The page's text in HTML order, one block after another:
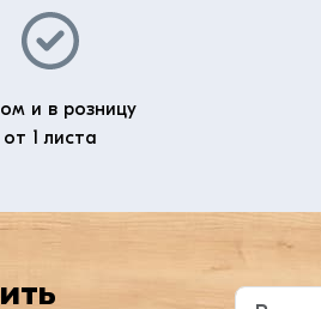
и в розницу
от 1 листа
Введите